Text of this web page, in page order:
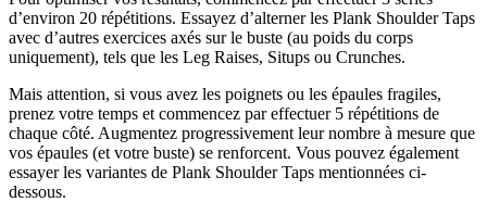
d’environ 20 répétitions. Essayez d’alterner les Plank Shoulder Taps
avec d’autres exercices axés sur le buste (au poids du corps
uniquement), tels que les Leg Raises, Situps ou Crunches.
Mais attention, si vous avez les poignets ou les épaules fragiles,
prenez votre temps et commencez par effectuer 5 répétitions de
chaque côté. Augmentez progressivement leur nombre à mesure que
vos épaules (et votre buste) se renforcent. Vous pouvez également
essayer les variantes de Plank Shoulder Taps mentionnées ci-
dessous.